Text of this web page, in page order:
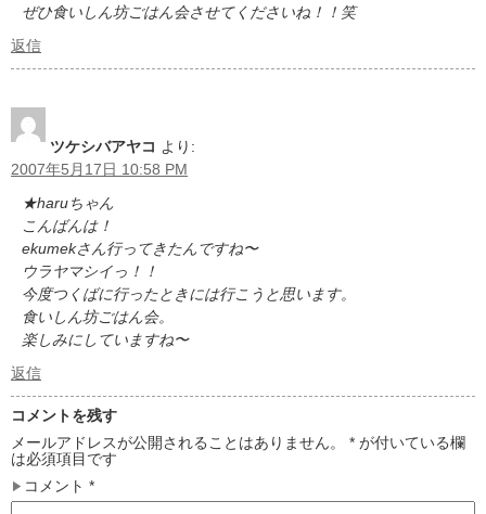
ぜひ食いしん坊ごはん会させてくださいね！！笑
返信
ツケシバアヤコ より:
2007年5月17日 10:58 PM
★haruちゃん
こんばんは！
ekumekさん行ってきたんですね〜
ウラヤマシイっ！！
今度つくばに行ったときには行こうと思います。
食いしん坊ごはん会。
楽しみにしていますね〜
返信
コメントを残す
メールアドレスが公開されることはありません。
* が付いている欄
は必須項目です
コメント *